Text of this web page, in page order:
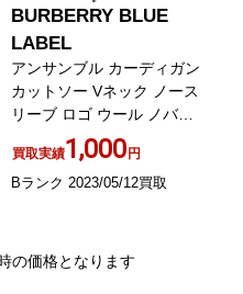
BURBERRY BLUE
LABEL
アンサンブル カーディガン
カットソー Vネック ノース
リーブ ロゴ ウール ノバチ
ェック 38 黒 ブラック ベー
ジュ 赤
買取実績1,000円
Bランク 2023/05/12買取
の価格となります